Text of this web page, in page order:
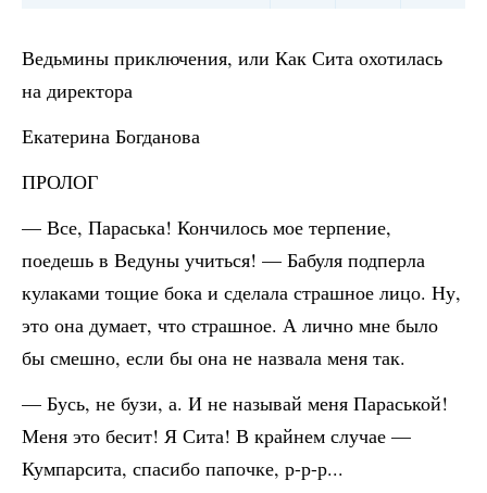
Ведьмины приключения, или Как Сита охотилась
на директора
Екатерина Богданова
ПРОЛОГ
— Все, Параська! Кончилось мое терпение,
поедешь в Ведуны учиться! — Бабуля подперла
кулаками тощие бока и сделала страшное лицо. Ну,
это она думает, что страшное. А лично мне было
бы смешно, если бы она не назвала меня так.
— Бусь, не бузи, а. И не называй меня Параськой!
Меня это бесит! Я Сита! В крайнем случае —
Кумпарсита, спасибо папочке, р-р-р...